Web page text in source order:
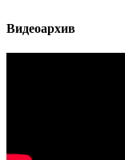
Видеоархив